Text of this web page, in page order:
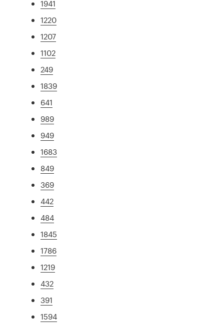
1941
1220
1207
1102
249
1839
641
989
949
1683
849
369
442
484
1845
1786
1219
432
391
1594